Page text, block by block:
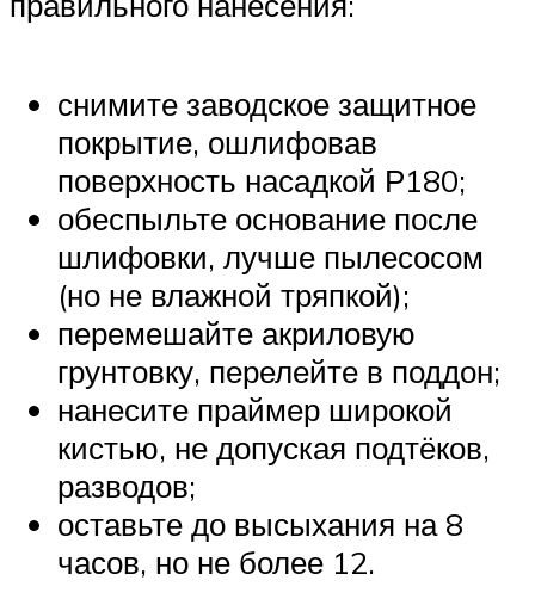
снимите заводское защитное
покрытие, ошлифовав
поверхность насадкой Р180;
обеспыльте основание после
шлифовки, лучше пылесосом
(но не влажной тряпкой);
перемешайте акриловую
грунтовку, перелейте в поддон;
нанесите праймер широкой
кистью, не допуская подтёков,
разводов;
оставьте до высыхания на 8
часов, но не более 12.